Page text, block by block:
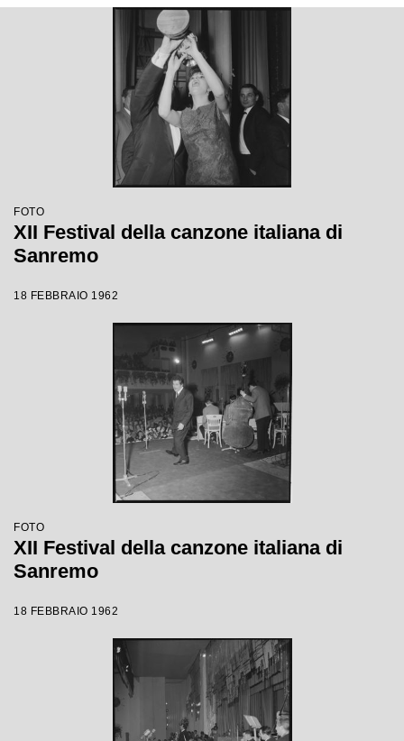
FOTO
XII Festival della canzone italiana di
Sanremo
18 FEBBRAIO 1962
FOTO
XII Festival della canzone italiana di
Sanremo
18 FEBBRAIO 1962